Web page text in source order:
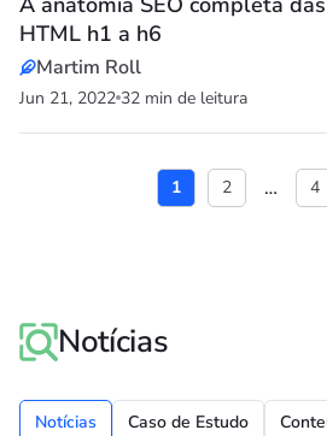
HTML h1 a h6
Martim Roll
Jun 21, 2022 32 min de leitura
1 2 … 4
Notícias
Notícias Caso de Estudo